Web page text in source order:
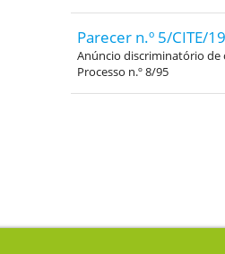
Parecer n.º 5/CITE/
Anúncio discriminatório de
Processo n.º 8/95